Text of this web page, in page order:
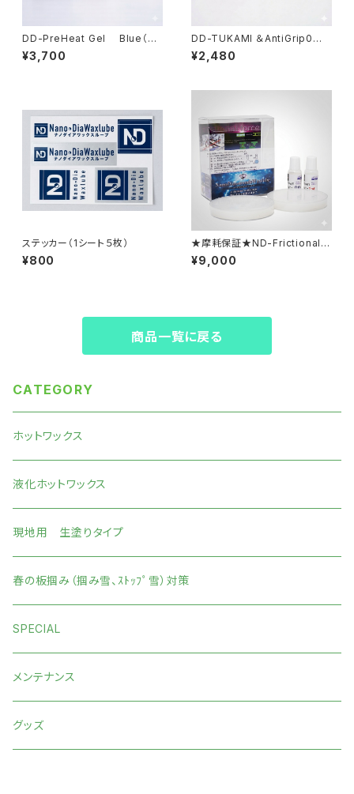
DD-PreHeat Gel Blue（低
温・乾雪）パウチタイプ【ジェルワ
ックス+水系ﾘｷｯﾄﾞ】
¥3,700
DD-TUKAMI ＆AntiGrip0
（補充用）【水性ジェル】
¥2,480
ステッカー（1シート５枚）
¥800
★摩耗保証★ND-Frictional F
orce （基幹モデル ・高耐久）上
級者向け【ホットワックス】
¥9,000
商品一覧に戻る
CATEGORY
ホットワックス
液化ホットワックス
現地用 生塗りタイプ
春の板掴み（掴み雪、ｽﾄｯﾌﾟ雪）対策
SPECIAL
メンテナンス
グッズ